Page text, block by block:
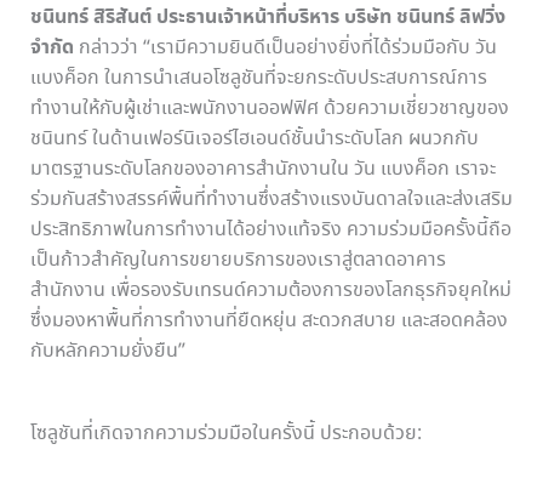
ชนินทร์ สิริสันต์ ประธานเจ้าหน้าที่บริหาร บริษัท ชนินทร์ ลิฟวิ่ง
จำกัด กล่าวว่า “เรามีความยินดีเป็นอย่างยิ่งที่ได้ร่วมมือกับ วัน
แบงค็อก ในการนำเสนอโซลูชันที่จะยกระดับประสบการณ์การ
ทำงานให้กับผู้เช่าและพนักงานออฟฟิศ ด้วยความเชี่ยวชาญของ
ชนินทร์ ในด้านเฟอร์นิเจอร์ไฮเอนด์ชั้นนำระดับโลก ผนวกกับ
มาตรฐานระดับโลกของอาคารสำนักงานใน วัน แบงค็อก เราจะ
ร่วมกันสร้างสรรค์พื้นที่ทำงานซึ่งสร้างแรงบันดาลใจและส่งเสริม
ประสิทธิภาพในการทำงานได้อย่างแท้จริง ความร่วมมือครั้งนี้ถือ
เป็นก้าวสำคัญในการขยายบริการของเราสู่ตลาดอาคาร
สำนักงาน เพื่อรองรับเทรนด์ความต้องการของโลกธุรกิจยุคใหม่
ซึ่งมองหาพื้นที่การทำงานที่ยืดหยุ่น สะดวกสบาย และสอดคล้อง
กับหลักความยั่งยืน”
โซลูชันที่เกิดจากความร่วมมือในครั้งนี้ ประกอบด้วย: